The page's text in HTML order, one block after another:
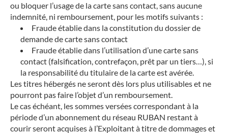
ou bloquer l’usage de la carte sans contact, sans aucune
indemnité, ni remboursement, pour les motifs suivants :
Fraude établie dans la constitution du dossier de
demande de carte sans contact
Fraude établie dans l’utilisation d’une carte sans
contact (falsification, contrefaçon, prêt par un tiers…), si
la responsabilité du titulaire de la carte est avérée.
Les titres hébergés ne seront dès lors plus utilisables et ne
pourront pas faire l’objet d’un remboursement.
Le cas échéant, les sommes versées correspondant à la
période d’un abonnement du réseau RUBAN restant à
courir seront acquises à l’Exploitant à titre de dommages et